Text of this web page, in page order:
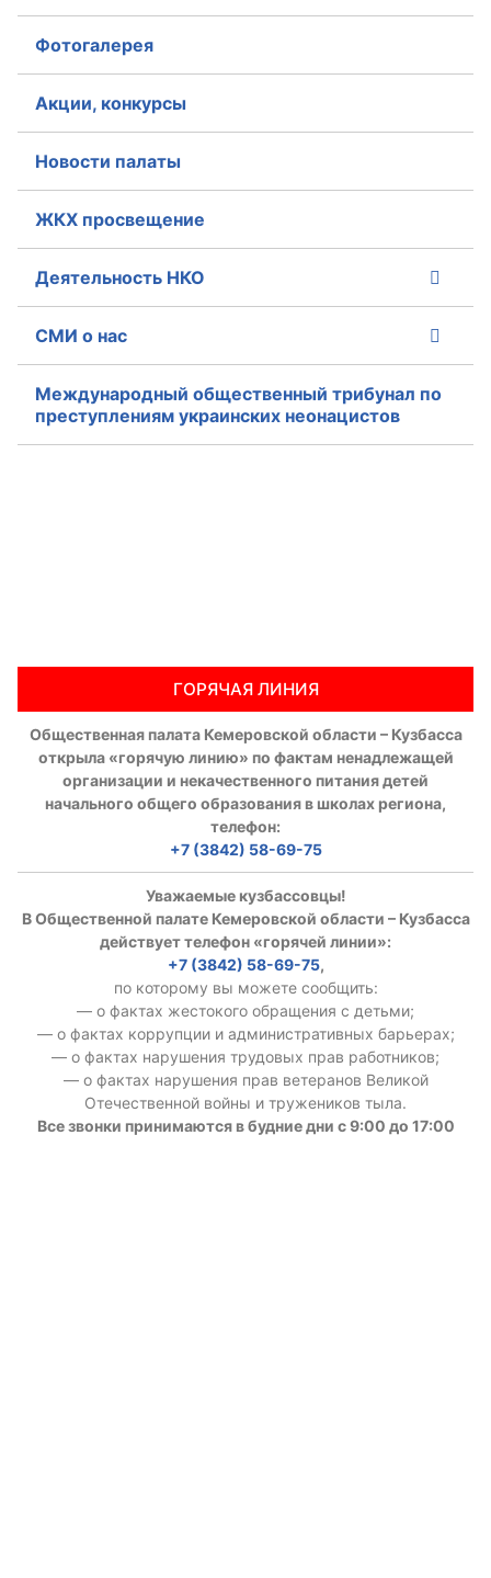
Фотогалерея
Акции, конкурсы
Новости палаты
ЖКХ просвещение
Деятельность НКО
СМИ о нас
Международный общественный трибунал по
преступлениям украинских неонацистов
ГОРЯЧАЯ ЛИНИЯ
Общественная палата Кемеровской области – Кузбасса
открыла «горячую линию» по фактам ненадлежащей
организации и некачественного питания детей
начального общего образования в школах региона,
телефон:
+7 (3842) 58-69-75
Уважаемые кузбассовцы!
В Общественной палате Кемеровской области – Кузбасса
действует телефон «горячей линии»:
+7 (3842) 58-69-75,
по которому вы можете сообщить:
— о фактах жестокого обращения с детьми;
— о фактах коррупции и административных барьерах;
— о фактах нарушения трудовых прав работников;
— о фактах нарушения прав ветеранов Великой
Отечественной войны и тружеников тыла.
Все звонки принимаются в будние дни с 9:00 до 17:00